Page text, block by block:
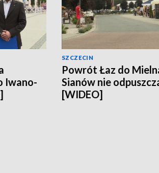
Iwano-
SZCZECIN
Powrót Łaz do
Sianów nie
[WIDEO]